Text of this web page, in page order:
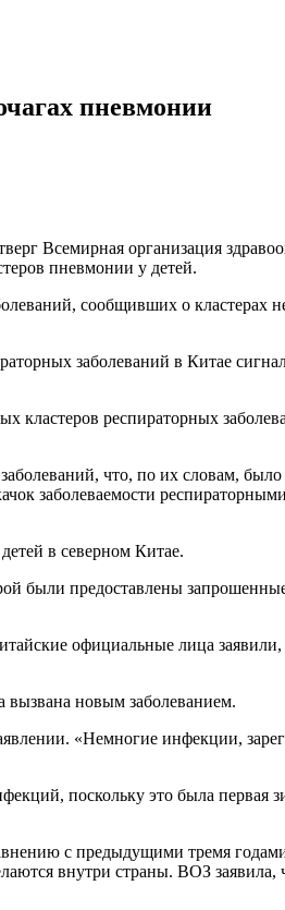
пневмонии
Всемирная организация
пневмонии у детей.
сообщивших о кластерах
заболеваний в Китае
кластеров респираторных
что, по их словам, было
заболеваемости
в северном Китае.
были предоставлены
официальные лица заявили,
новым заболеванием.
«Немногие инфекции,
поскольку это была первая
с предыдущими тремя
внутри страны. ВОЗ заявила,